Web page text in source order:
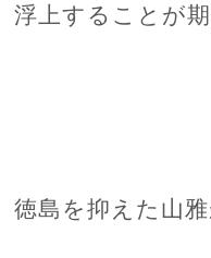
浮上することが
徳島を抑えた山